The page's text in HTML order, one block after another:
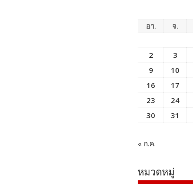
อา. จ.
2
3
9
10
16
17
23
24
30
31
« ก.ค.
หมวดหมู่